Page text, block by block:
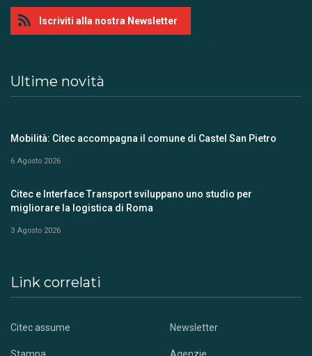
Iscriviti alla nostra Newsletter
Ultime novità
Mobilità: Citec accompagna il comune di Castel San Pietro
6 Agosto 2026
Citec e Interface Transport sviluppano uno studio per
migliorare la logistica di Roma
3 Agosto 2026
Link correlati
Citec assume Newsletter